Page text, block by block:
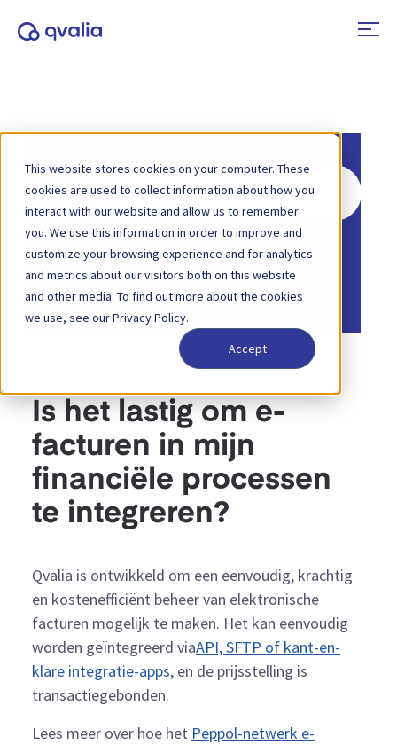
This website stores cookies on your computer. These
cookies are used to collect information about how you
interact with our website and allow us to remember
you. We use this information in order to improve and
customize your browsing experience and for analytics
and metrics about our visitors both on this website
and other media. To find out more about the cookies
we use, see our Privacy Policy.
Accept
Zoeken
naar
Home Kennisbank
Algemeen
Home
Kennisbank
Elektronische facturering
Is het lastig om e-
facturen in mijn
financiële processen
te integreren?
Qvalia is ontwikkeld om een eenvoudig, krachtig
en kostenefficiënt beheer van elektronische
facturen mogelijk te maken. Het kan eenvoudig
worden geïntegreerd viaAPI, SFTP of kant-en-
klare integratie-apps, en de prijsstelling is
transactiegebonden.
Lees meer over hoe het Peppol-netwerk e-